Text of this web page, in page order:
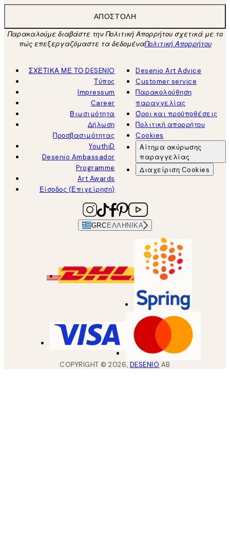
ΑΠΟΣΤΟΛΉ
Παρακαλούμε διαβάστε την Πολιτική Απορρήτου σχετικά με το
πώς επεξεργαζόμαστε τα δεδομέναΠολιτική Απορρήτου
ΣΧΕΤΙΚΑ ΜΕ ΤΟ DESENIO
Τύπος
Impressum
Career
Βιωσιμότητα
Δήλωση
Προσβασιμότητας
YouthiD
Desenio Ambassador
Programme
Art Awards
Είσοδος (Επιχείρηση)
Desenio Art Advice
Customer service
Παρακολούθηση
παραγγελίας
Όροι και προϋποθέσεις
Πολιτική απορρήτου
Cookies
Αίτημα ακύρωσης
παραγγελίας
Διαχείριση Cookies
GRC ΕΛΛΗΝΙΚΆ
COPYRIGHT ©2026, DESENIO AB